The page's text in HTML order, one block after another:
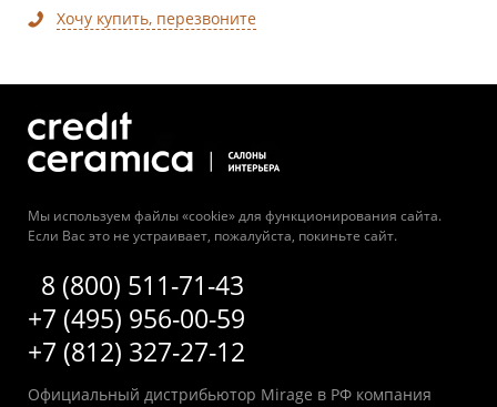
Хочу купить, перезвоните
Мы используем файлы «cookie» для функционирования сайта.
Если Вас это не устраивает, пожалуйста, покиньте сайт.
8 (800) 511-71-43
+7 (495) 956-00-59
+7 (812) 327-27-12
Официальный дистрибьютор Mirage в РФ компания